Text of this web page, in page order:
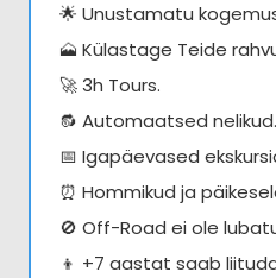
🌟 Unustamatu
🗻 Külastage Teide
🚀 3h Tours.
🔂 Automaatsed nelikud.
📅 Igapäevased
⏰ Hommikud ja
🚫 Off-Road ei ole
👦 +7 aastat saab